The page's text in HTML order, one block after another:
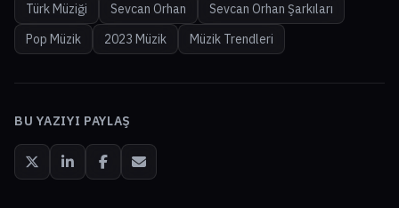
Türk Müziği Sevcan Orhan
Sevcan Orhan Şarkıları
Pop Müzik
2023 Müzik Müzik Trendleri
BU YAZIYI PAYLAŞ